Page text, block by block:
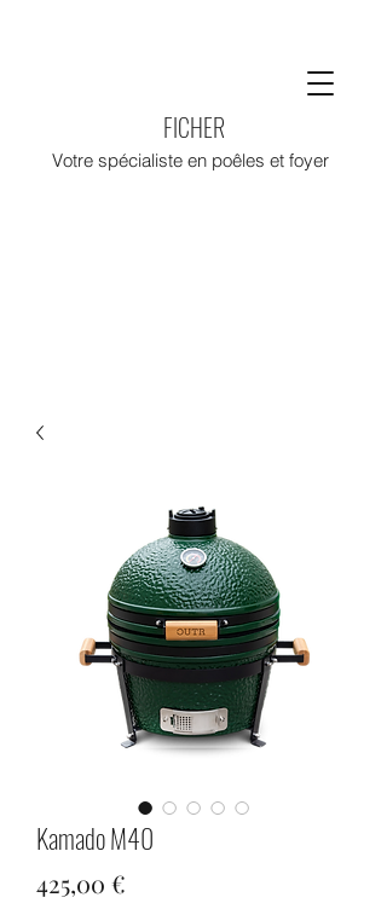
FICHER
Votre spécialiste en poêles et foyer
Kamado M40
425,00 €